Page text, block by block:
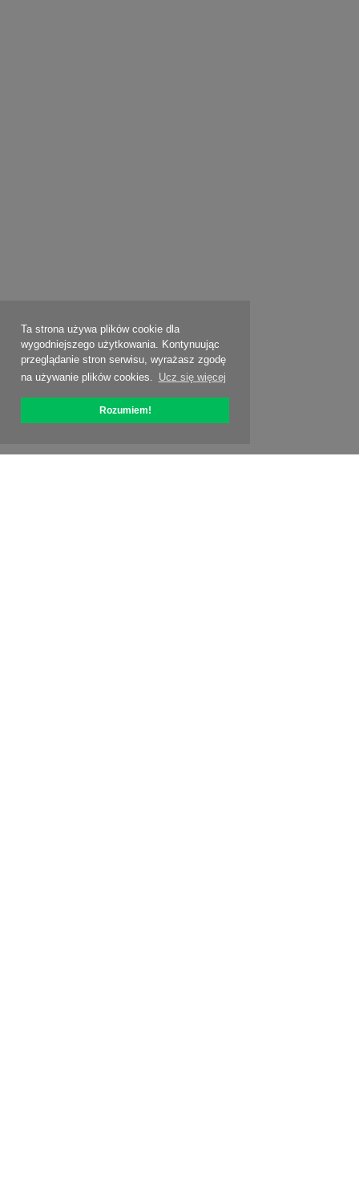
Ta strona używa plików cookie dla
wygodniejszego użytkowania. Kontynuując
przeglądanie stron serwisu, wyrażasz zgodę
na używanie plików cookies. Ucz się więcej
Rozumiem!